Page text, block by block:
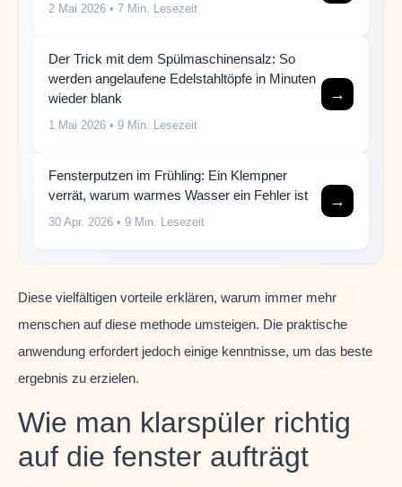
2 Mai 2026 • 7 Min. Lesezeit
Der Trick mit dem Spülmaschinensalz: So
werden angelaufene Edelstahltöpfe in Minuten
wieder blank
1 Mai 2026 • 9 Min. Lesezeit
→
Fensterputzen im Frühling: Ein Klempner
verrät, warum warmes Wasser ein Fehler ist
30 Apr. 2026 • 9 Min. Lesezeit
→
Diese vielfältigen vorteile erklären, warum immer mehr
menschen auf diese methode umsteigen. Die praktische
anwendung erfordert jedoch einige kenntnisse, um das beste
ergebnis zu erzielen.
Wie man klarspüler richtig
auf die fenster aufträgt